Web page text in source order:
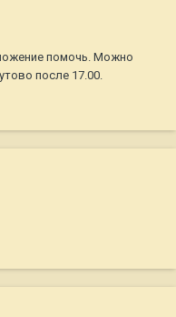
помочь. Можно
после 17.00.